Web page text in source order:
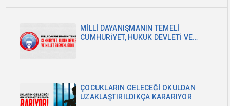
MİLLİ DAYANIŞMANIN TEMELİ
CUMHURİYET, HUKUK DEVLETİ VE
ÇOCUKLARIN GELECEĞİ OKULDAN
UZAKLAŞTIRILDIKÇA KARARIYOR